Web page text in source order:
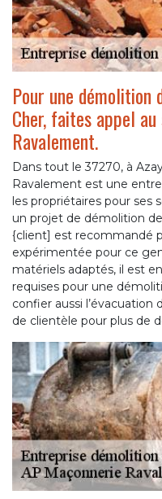
Pour une démolition
Cher, faites appel
Ravalement.
Dans tout le 37270, à
Ravalement est une
les propriétaires pour ses
un projet de démolition
{client] est recommandé
expérimentée pour ce
matériels adaptés, il est
requises pour une
confier aussi l’évacuation
de clientèle pour plus de